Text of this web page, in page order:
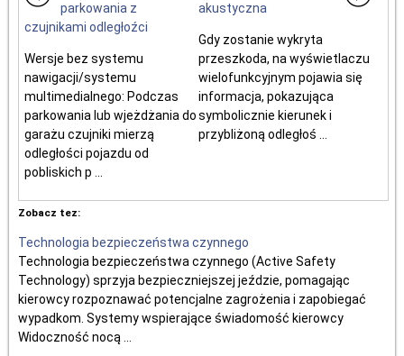
parkowania z
czujnikami odległoźci
Wersje bez systemu
nawigacji/systemu
multimedialnego: Podczas
parkowania lub wjeżdżania do
garażu czujniki mierzą
odległości pojazdu od
pobliskich p ...
akustyczna
Gdy zostanie wykryta
przeszkoda, na wyświetlaczu
wielofunkcyjnym pojawia się
informacja, pokazująca
symbolicznie kierunek i
przybliżoną odległoś ...
Zobacz tez:
Technologia bezpieczeństwa czynnego
Technologia bezpieczeństwa czynnego (Active Safety
Technology) sprzyja bezpieczniejszej jeździe, pomagając
kierowcy rozpoznawać potencjalne zagrożenia i zapobiegać
wypadkom. Systemy wspierające świadomość kierowcy
Widoczność nocą ...